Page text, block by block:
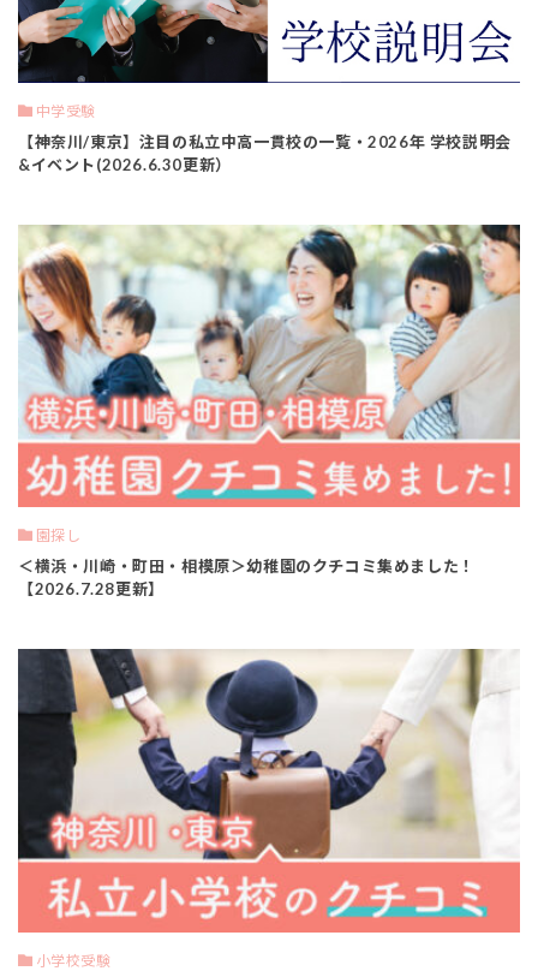
中学受験
【神奈川/東京】注目の私立中高一貫校の一覧・2026年 学校説明会
&イベント(2026.6.30更新）
園探し
＜横浜・川崎・町田・相模原＞幼稚園のクチコミ集めました！
【2026.7.28更新】
小学校受験